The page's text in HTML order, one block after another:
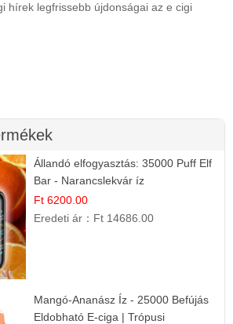
hírek legfrissebb újdonságai az e cigi
Állandó elfogyasztás: 35000 Puff Elf
Bar - Narancslekvár íz
Ft 6200.00
Eredeti ár： Ft 14686.00
Mangó-Ananász Íz - 25000 Befújás
Eldobható E-ciga | Trópusi